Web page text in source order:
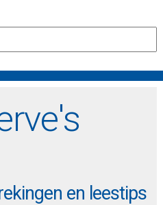
en leestips